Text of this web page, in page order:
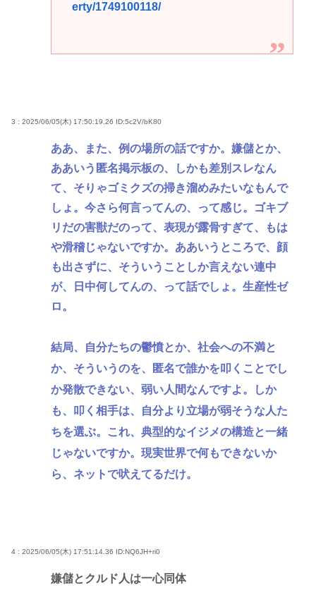
erty/1749100118/
3 : 2025/06/05(木) 17:50:19.26 ID:5c2V/bK80
ああ、また、例の場所の話ですか。嫌儲とか、
ああいう匿名掲示板の、しかも差別スレなん
て、そりゃゴミクズの掃き溜めみたいなもんで
しょ。今さら何言ってんの、って感じ。ゴキブ
リだの害獣だのって、表現が露骨すぎて、もは
や滑稽じゃないですか。ああいうところで、顔
も出さずに、そういうことしか言えない連中
が、日中何してんの、って話でしょ。生産性ゼ
ロ。
結局、自分たちの鬱憤とか、社会への不満と
か、そういうのを、匿名で誰かを叩くことでし
か発散できない、弱い人間なんですよ。しか
も、叩く相手は、自分より立場が弱そうな人た
ちを選ぶ。これ、典型的なイジメの構造と一緒
じゃないですか。現実世界で何もできないか
ら、ネットで吠えてるだけ。
4 : 2025/06/05(木) 17:51:14.36 ID:NQ6JH+ri0
嫌儲とクルド人は一心同体